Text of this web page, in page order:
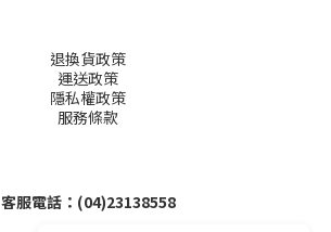
退換貨政策
運送政策
隱私權政策
服務條款
客服電話：(04)23138558